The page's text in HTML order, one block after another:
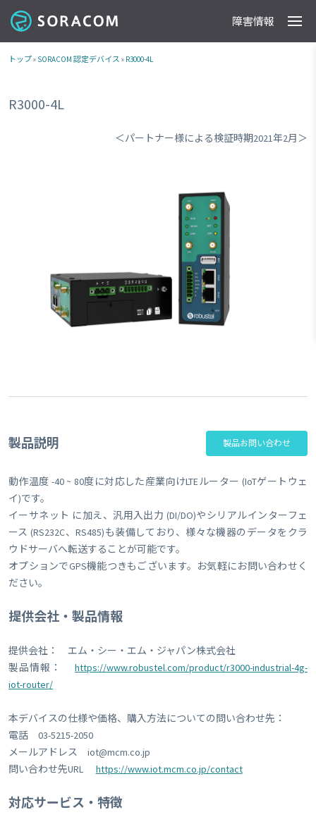
製品
事例
料金
ドキュメント
導入支援
IoTストア
最新情報 障害情報
トップ» SORACOM 認定デバイス » R3000-4L
R3000-4L
＜パートナー様による検証時期2021年2月＞
製品説明 製品お問い合わせ
動作温度 -40 ~ 80度に対応した産業向けLTEルーター (IoTゲートウェ
イ)です。
イーサネット に加え、汎用入出力 (DI/DO)やシリアルインターフェ
ース (RS232C、RS485)も装備しており、様々な機器のデータをクラ
ウドサーバへ転送することが可能です。
オプションでGPS機能つきもございます。お気軽にお問い合わせく
ださい。
提供会社・製品情報
提供会社： エム・シー・エム・ジャパン株式会社
製品情報：
https://www.robustel.com/product/r3000-industrial-4g-
iot-router/
本デバイスの仕様や価格、購入方法についての問い合わせ先：
電話 03-5215-2050
メールアドレス iot@mcm.co.jp
問い合わせ先URL
https://www.iot.mcm.co.jp/contact
対応サービス・特徴